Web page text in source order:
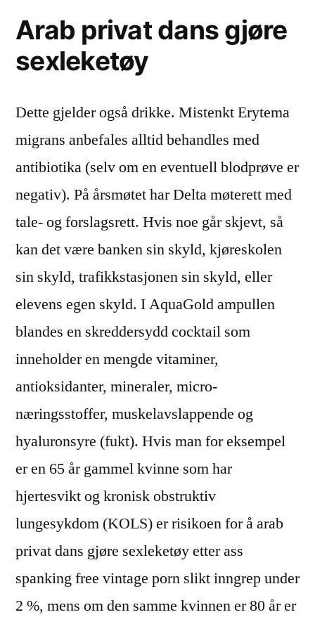
Arab privat dans gjøre
sexleketøy
Dette gjelder også drikke. Mistenkt Erytema
migrans anbefales alltid behandles med
antibiotika (selv om en eventuell blodprøve er
negativ). På årsmøtet har Delta møterett med
tale- og forslagsrett. Hvis noe går skjevt, så
kan det være banken sin skyld, kjøreskolen
sin skyld, trafikkstasjonen sin skyld, eller
elevens egen skyld. I AquaGold ampullen
blandes en skreddersydd cocktail som
inneholder en mengde vitaminer,
antioksidanter, mineraler, micro-
næringsstoffer, muskelavslappende og
hyaluronsyre (fukt). Hvis man for eksempel
er en 65 år gammel kvinne som har
hjertesvikt og kronisk obstruktiv
lungesykdom (KOLS) er risikoen for å arab
privat dans gjøre sexleketøy etter ass
spanking free vintage porn slikt inngrep under
2 %, mens om den samme kvinnen er 80 år er